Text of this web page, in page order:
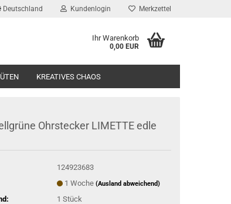
Deutschland Kundenlogin Merkzettel
Ihr Warenkorb
0,00 EUR
KREATIVES CHAOS
Ohrstecker LIMETTE edle
124923683
1 Woche (Ausland abweichend)
1 Stück